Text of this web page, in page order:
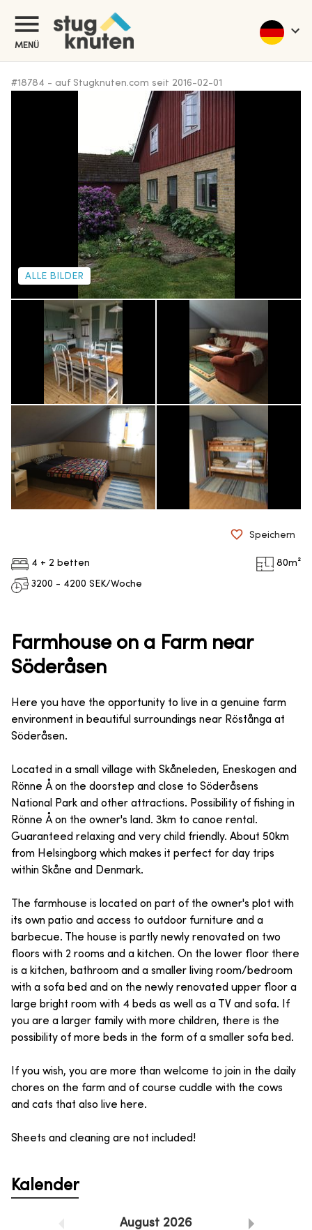
MENÜ
#18784 - auf Stugknuten.com seit 2016-02-01
ALLE BILDER
4 + 2 betten 80m²
3200 - 4200 SEK/Woche
Speichern
Farmhouse on a Farm near
Söderåsen
Here you have the opportunity to live in a genuine farm
environment in beautiful surroundings near Röstånga at
Söderåsen.
Located in a small village with Skåneleden, Eneskogen and
Rönne Å on the doorstep and close to Söderåsens
National Park and other attractions. Possibility of fishing in
Rönne Å on the owner's land. 3km to canoe rental.
Guaranteed relaxing and very child friendly. About 50km
from Helsingborg which makes it perfect for day trips
within Skåne and Denmark.
The farmhouse is located on part of the owner's plot with
its own patio and access to outdoor furniture and a
barbecue. The house is partly newly renovated on two
floors with 2 rooms and a kitchen. On the lower floor there
is a kitchen, bathroom and a smaller living room/bedroom
with a sofa bed and on the newly renovated upper floor a
large bright room with 4 beds as well as a TV and sofa. If
you are a larger family with more children, there is the
possibility of more beds in the form of a smaller sofa bed.
If you wish, you are more than welcome to join in the daily
chores on the farm and of course cuddle with the cows
and cats that also live here.
Sheets and cleaning are not included!
Kalender
August 2026